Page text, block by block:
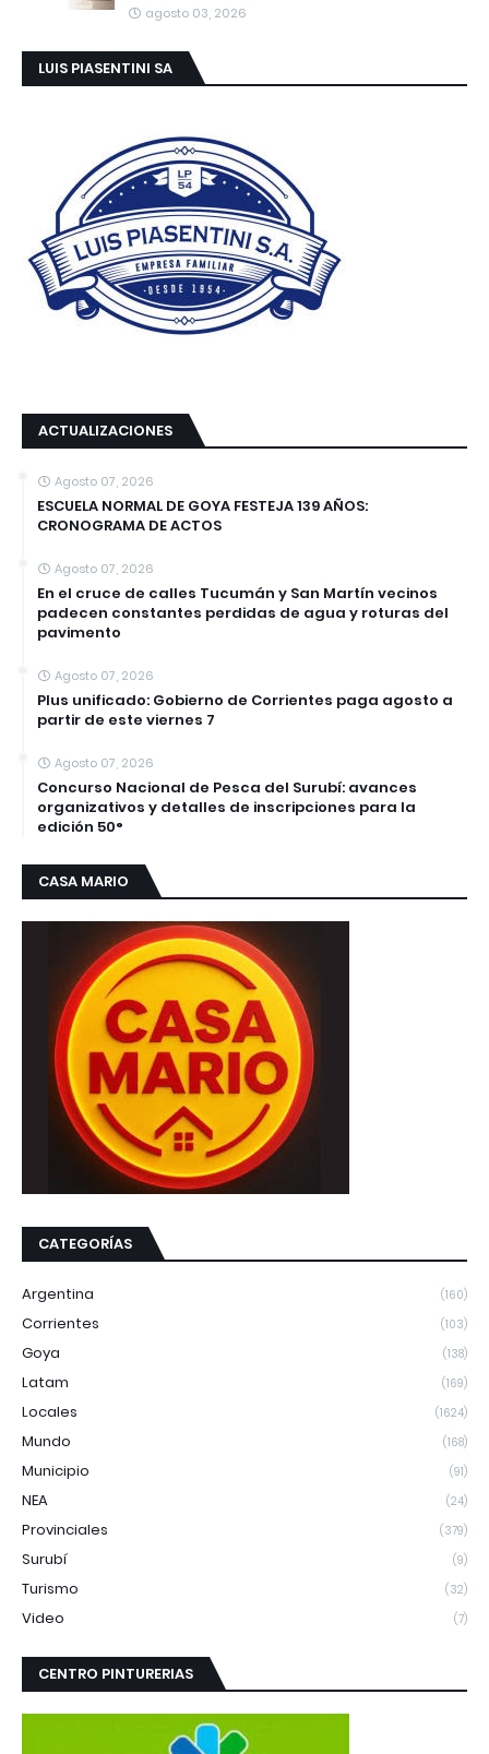
agosto 03, 2026
LUIS PIASENTINI SA
ACTUALIZACIONES
Agosto 07, 2026
ESCUELA NORMAL DE GOYA FESTEJA 139 AÑOS:
CRONOGRAMA DE ACTOS
Agosto 07, 2026
En el cruce de calles Tucumán y San Martín vecinos
padecen constantes perdidas de agua y roturas del
pavimento
Agosto 07, 2026
Plus unificado: Gobierno de Corrientes paga agosto a
partir de este viernes 7
Agosto 07, 2026
Concurso Nacional de Pesca del Surubí: avances
organizativos y detalles de inscripciones para la
edición 50°
CASA MARIO
CATEGORÍAS
Argentina (160)
Corrientes (103)
Goya (138)
Latam (169)
Locales (1624)
Mundo (168)
Municipio (91)
NEA (24)
Provinciales (379)
Surubí (9)
Turismo (32)
Video (7)
CENTRO PINTURERIAS